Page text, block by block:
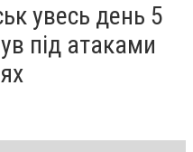
увесь день 5
під атаками